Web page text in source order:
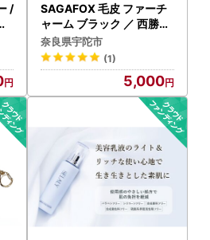
/
SAGAFOX 毛皮 ファーチ
ャーム ブラック ／ 西勝毛
皮のサガフォックス レザ
ーアクセサリー ぼんぼりC
奈良県 宇陀市
奈良県宇陀市
(1)
5,000